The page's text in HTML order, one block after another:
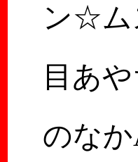
ン☆ム
目あ
のな